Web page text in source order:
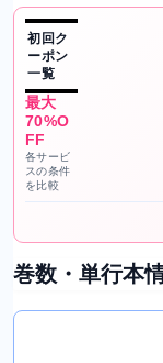
初回ク
ーポン
一覧
最大
70%O
FF
各サービ
スの条件
を比較
巻数・単行本